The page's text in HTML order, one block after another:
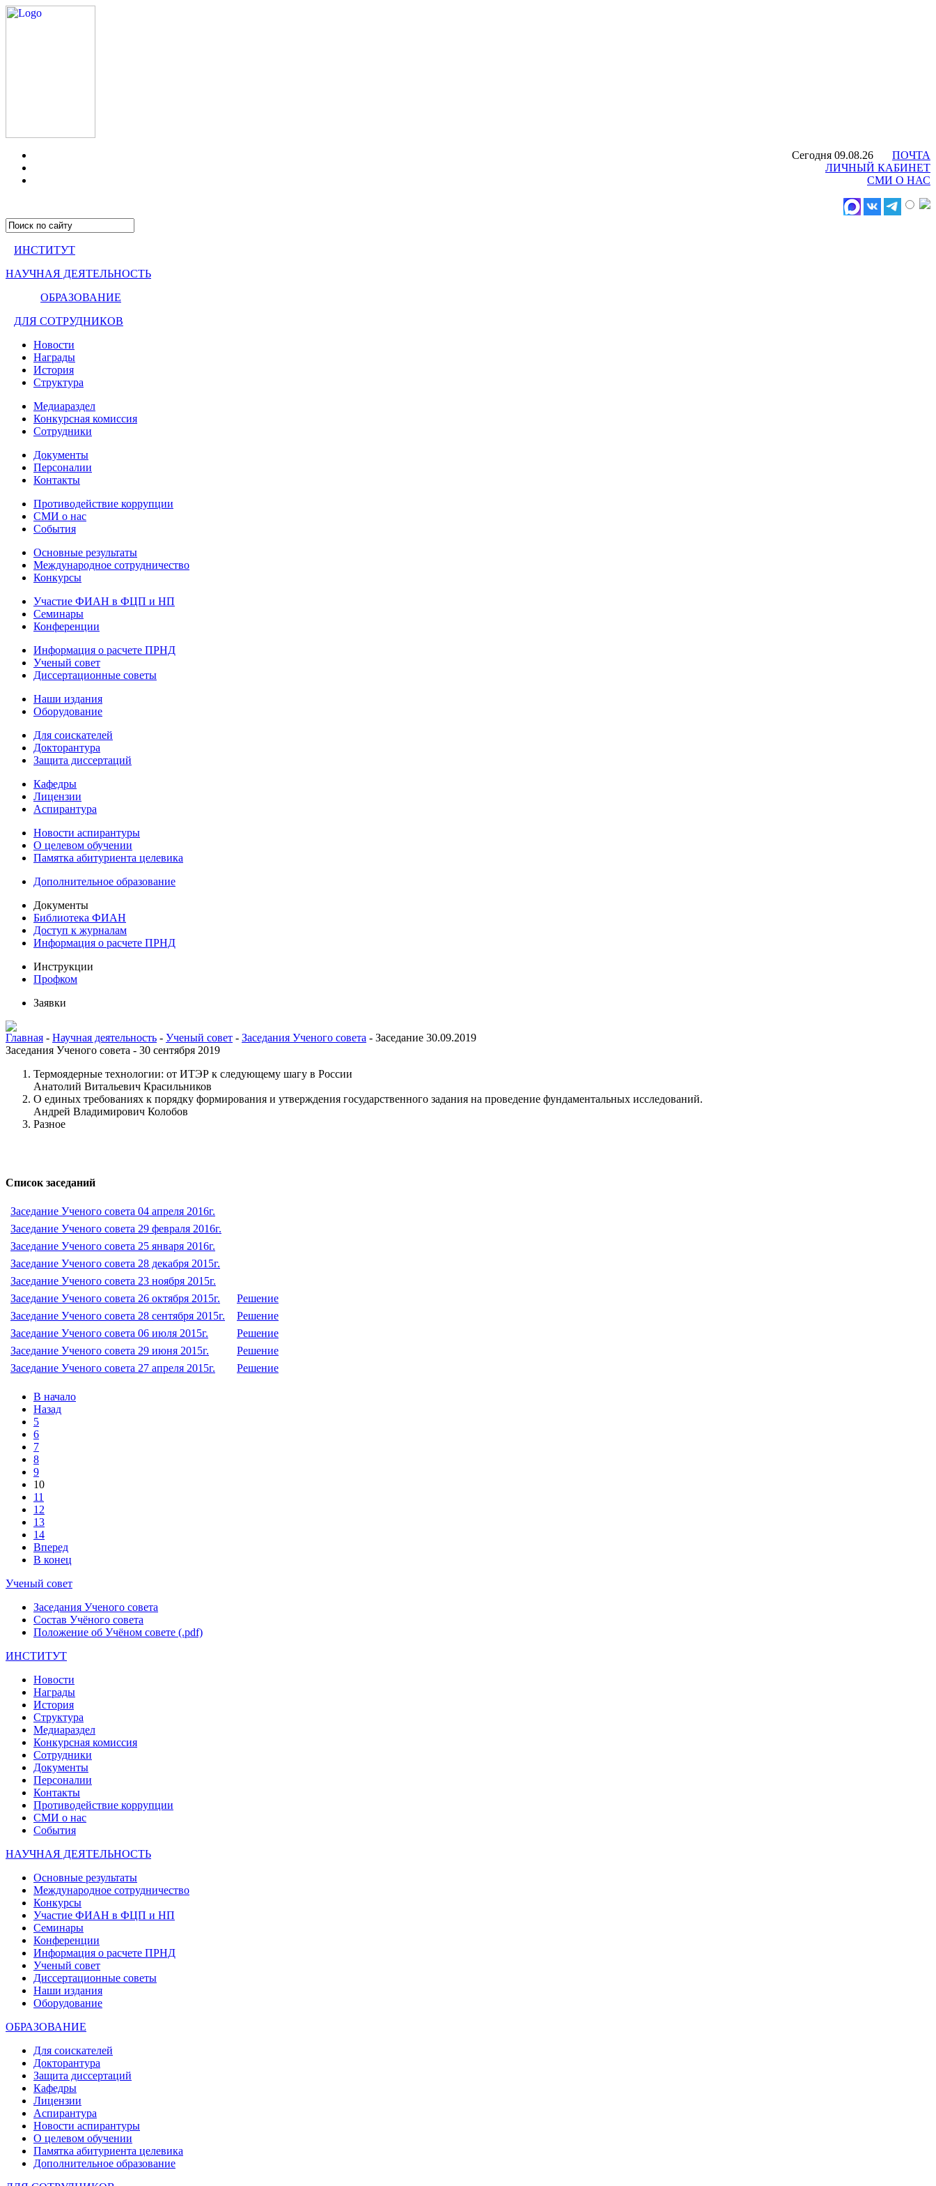
Сегодня 09.08.26
ПОЧТА
ЛИЧНЫЙ КАБИНЕТ
СМИ О НАС
ИНСТИТУТ
НАУЧНАЯ ДЕЯТЕЛЬНОСТЬ
ОБРАЗОВАНИЕ
ДЛЯ СОТРУДНИКОВ
Новости
Награды
История
Структура
Медиараздел
Конкурсная комиссия
Сотрудники
Документы
Персоналии
Контакты
Противодействие коррупции
СМИ о нас
События
Основные результаты
Международное сотрудничество
Конкурсы
Участие ФИАН в ФЦП и НП
Семинары
Конференции
Информация о расчете ПРНД
Ученый совет
Диссертационные советы
Наши издания
Оборудование
Для соискателей
Докторантура
Защита диссертаций
Кафедры
Лицензии
Аспирантура
Новости аспирантуры
О целевом обучении
Памятка абитуриента целевика
Дополнительное образование
Документы
Библиотека ФИАН
Доступ к журналам
Информация о расчете ПРНД
Инструкции
Профком
Заявки
Главная - Научная деятельность - Ученый совет - Заседания Ученого совета - Заседание 30.09.2019
Заседания Ученого совета - 30 сентября 2019
Термоядерные технологии: от ИТЭР к следующему шагу в России
Анатолий Витальевич Красильников
О единых требованиях к порядку формирования и утверждения государственного задания на проведение фундаментальных исследований.
Андрей Владимирович Колобов
Разное
Список заседаний
Заседание Ученого совета 04 апреля 2016г.
Заседание Ученого совета 29 февраля 2016г.
Заседание Ученого совета 25 января 2016г.
Заседание Ученого совета 28 декабря 2015г.
Заседание Ученого совета 23 ноября 2015г.
Заседание Ученого совета 26 октября 2015г.
Решение
Заседание Ученого совета 28 сентября 2015г.
Решение
Заседание Ученого совета 06 июля 2015г.
Решение
Заседание Ученого совета 29 июня 2015г.
Решение
Заседание Ученого совета 27 апреля 2015г.
Решение
В начало
Назад
5
6
7
8
9
10
11
12
13
14
Вперед
В конец
Ученый совет
Заседания Ученого совета
Состав Учёного совета
Положение об Учёном совете (.pdf)
ИНСТИТУТ
Новости
Награды
История
Структура
Медиараздел
Конкурсная комиссия
Сотрудники
Документы
Персоналии
Контакты
Противодействие коррупции
СМИ о нас
События
НАУЧНАЯ ДЕЯТЕЛЬНОСТЬ
Основные результаты
Международное сотрудничество
Конкурсы
Участие ФИАН в ФЦП и НП
Семинары
Конференции
Информация о расчете ПРНД
Ученый совет
Диссертационные советы
Наши издания
Оборудование
ОБРАЗОВАНИЕ
Для соискателей
Докторантура
Защита диссертаций
Кафедры
Лицензии
Аспирантура
Новости аспирантуры
О целевом обучении
Памятка абитуриента целевика
Дополнительное образование